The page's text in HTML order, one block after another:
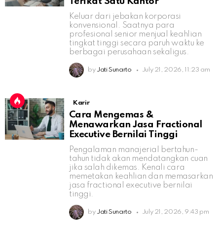
Keluar dari jebakan korporasi
konvensional. Saatnya para
profesional senior menjual keahlian
tingkat tinggi secara paruh waktu ke
berbagai perusahaan sekaligus.
by Jati Sunarto July 21, 2026, 11:23 am
Karir
Cara Mengemas &
Menawarkan Jasa Fractional
Executive Bernilai Tinggi
Pengalaman manajerial bertahun-
tahun tidak akan mendatangkan cuan
jika salah dikemas. Kenali cara
memetakan keahlian dan memasarkan
jasa fractional executive bernilai
tinggi.
by Jati Sunarto July 21, 2026, 9:43 pm